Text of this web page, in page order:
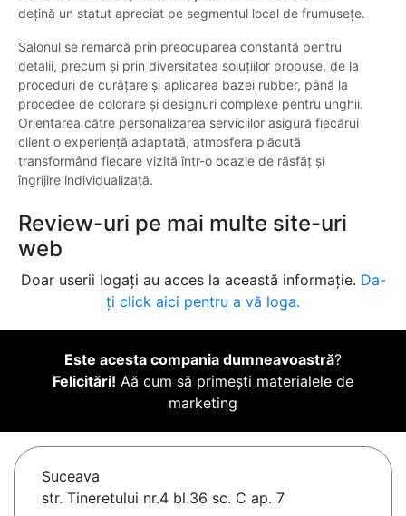
dețină un statut apreciat pe segmentul local de frumusețe.
Salonul se remarcă prin preocuparea constantă pentru
detalii, precum și prin diversitatea soluțiilor propuse, de la
proceduri de curățare și aplicarea bazei rubber, până la
procedee de colorare și designuri complexe pentru unghii.
Orientarea către personalizarea serviciilor asigură fiecărui
client o experiență adaptată, atmosfera plăcută
transformând fiecare vizită într-o ocazie de răsfăț și
îngrijire individualizată.
Review-uri pe mai multe site-uri
web
Doar userii logați au acces la această informație. Da-
ți click aici pentru a vă loga.
Este acesta compania dumneavoastră?
Felicitări! Aă cum să primești materialele de
marketing
Suceava
str. Tineretului nr.4 bl.36 sc. C ap. 7